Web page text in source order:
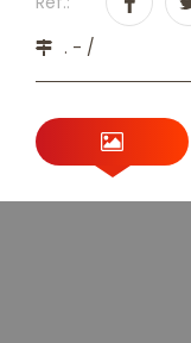
. - /